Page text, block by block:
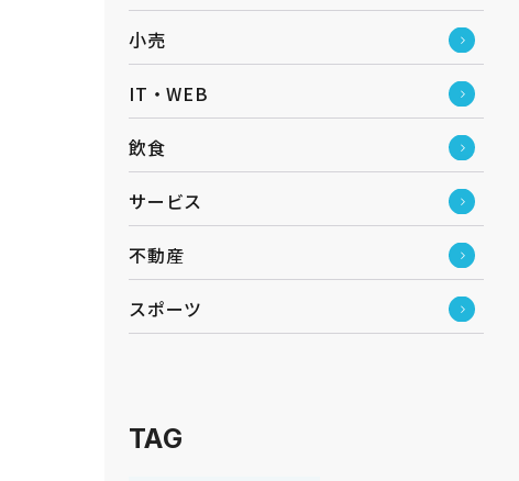
小売
IT・WEB
飲食
サービス
不動産
スポーツ
TAG